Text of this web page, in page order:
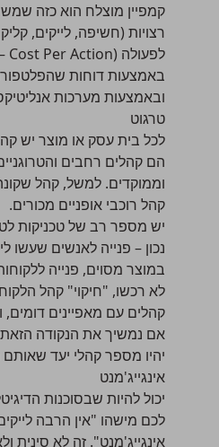
קמפיין מוצלח הוא כזה
רצויות (חשיפה, לייקים,
באמצעות דוחות
ובאמצעות מערכות
טרגוט
לכל בית עסק או מוצר יש
הם קהלים רחבים
וממוקדים. למשל, קהל
קהל רוכבי אופניים מכורים.
נכון – פנייה לאנשים שעשו
במוצר מסוים, פנייה
לא רכשו, "חיקוי" קהל
קהלים עם מאפיינים דומים,
אם נמשיך את הנקודה הזאת,
יהיו מספר קהלי יעד
אינגייג'מנט
יכול להיות שבסוכנות
לכם מישהו "אין הרבה
אינגייג'מנט". זה לא סינית